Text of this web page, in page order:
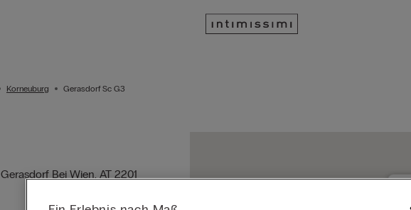
Korneuburg Gerasdorf Sc G3
Gerasdorf Bei Wien, AT 2201